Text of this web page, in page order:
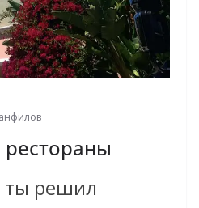
рестораны
ты решил